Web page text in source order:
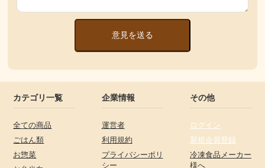
意見を送る
カテゴリ一覧
全ての商品
ごはん類
お惣菜
企業情報
運営者
利用規約
プライバシーポリ
シー
その他
ログイン
新規会員登録
冷凍食品メーカー
様へ